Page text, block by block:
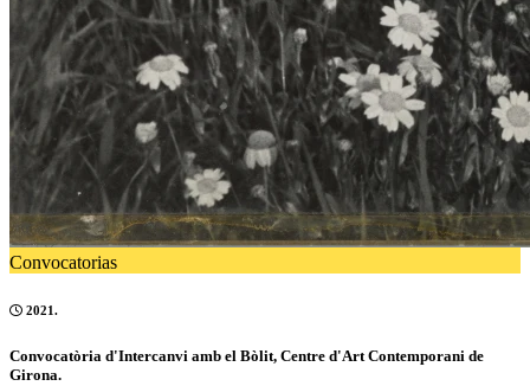
Convocatorias
2021.
Convocatòria d'Intercanvi amb el Bòlit, Centre d'Art Contemporani de
Girona.